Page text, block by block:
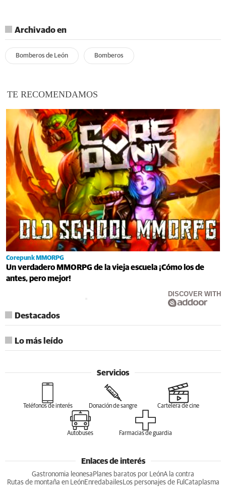
Archivado en
Bomberos de León Bomberos
TE RECOMENDAMOS
Corepunk MMORPG
Un verdadero MMORPG de la vieja escuela ¡Cómo los de
antes, pero mejor!
DISCOVER WITH
Destacados
Lo más leído
Servicios
Teléfonos de interés Donación de sangre Cartelera de cine
Autobuses Farmacias de guardia
Enlaces de interés
Gastronomia leonesa Planes baratos por LeónA la contra
Rutas de montaña en LeónEnredabailesLos personajes de Ful Cataplasma